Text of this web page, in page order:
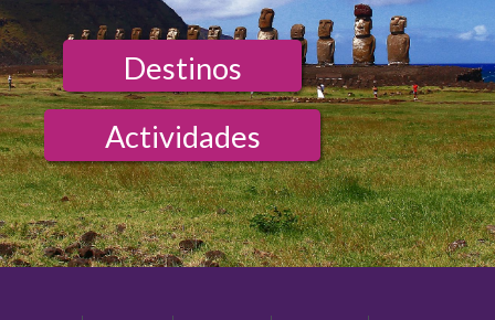
Destinos
Actividades